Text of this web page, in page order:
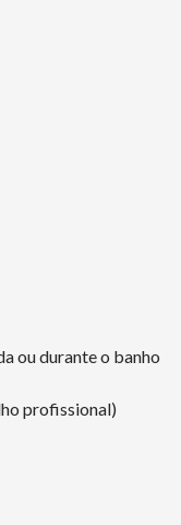
ou durante o banho
profissional)